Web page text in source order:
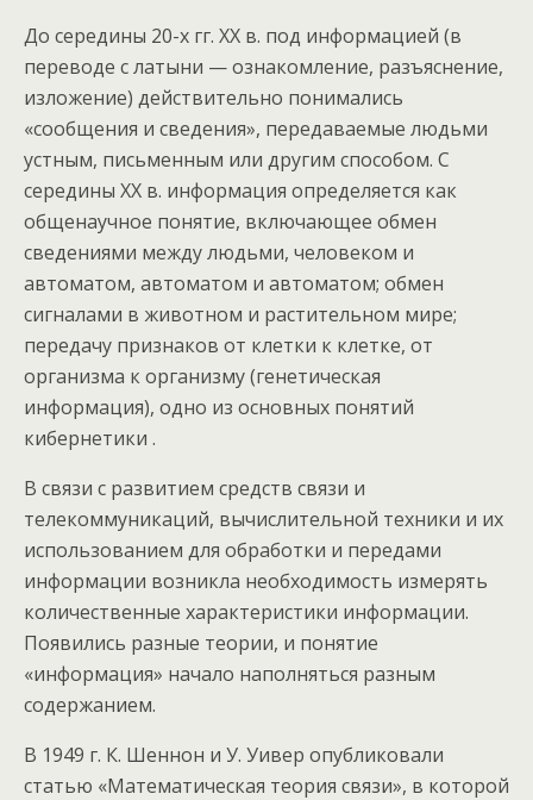
До середины 20-х гг. XX в. под информацией (в
переводе с латыни — ознакомление, разъяснение,
изложение) действительно понимались
«сообщения и сведения», передаваемые людьми
устным, письменным или другим способом. С
середины XX в. информация определяется как
общенаучное понятие, включающее обмен
сведениями между людьми, человеком и
автоматом, автоматом и автоматом; обмен
сигналами в животном и растительном мире;
передачу признаков от клетки к клетке, от
организма к организму (генетическая
информация), одно из основных понятий
кибернетики .
В связи с развитием средств связи и
телекоммуникаций, вычислительной техники и их
использованием для обработки и передами
информации возникла необходимость измерять
количественные характеристики информации.
Появились разные теории, и понятие
«информация» начало наполняться разным
содержанием.
В 1949 г. К. Шеннон и У. Уивер опубликовали
статью «Математическая теория связи», в которой